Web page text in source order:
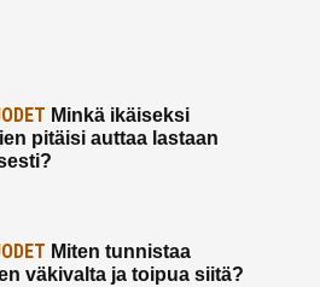
Minkä ikäiseksi
pitäisi auttaa lastaan
Miten tunnistaa
väkivalta ja toipua siitä?